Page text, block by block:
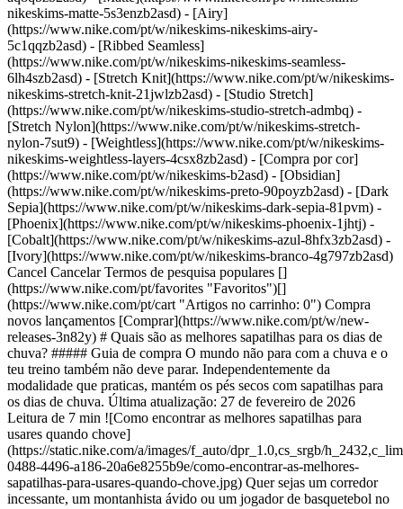
nikeskims-matte-5s3enzb2asd) - [Airy]
(https://www.nike.com/pt/w/nikeskims-nikeskims-airy-
5c1qqzb2asd) - [Ribbed Seamless]
(https://www.nike.com/pt/w/nikeskims-nikeskims-seamless-
6lh4szb2asd) - [Stretch Knit](https://www.nike.com/pt/w/nikeskims-
nikeskims-stretch-knit-21jwlzb2asd) - [Studio Stretch]
(https://www.nike.com/pt/w/nikeskims-studio-stretch-admbq) -
[Stretch Nylon](https://www.nike.com/pt/w/nikeskims-stretch-
nylon-7sut9) - [Weightless](https://www.nike.com/pt/w/nikeskims-
nikeskims-weightless-layers-4csx8zb2asd) - [Compra por cor]
(https://www.nike.com/pt/w/nikeskims-b2asd) - [Obsidian]
(https://www.nike.com/pt/w/nikeskims-preto-90poyzb2asd) - [Dark
Sepia](https://www.nike.com/pt/w/nikeskims-dark-sepia-81pvm) -
[Phoenix](https://www.nike.com/pt/w/nikeskims-phoenix-1jhtj) -
[Cobalt](https://www.nike.com/pt/w/nikeskims-azul-8hfx3zb2asd) -
[Ivory](https://www.nike.com/pt/w/nikeskims-branco-4g797zb2asd)
Cancel Cancelar Termos de pesquisa populares []
(https://www.nike.com/pt/favorites "Favoritos")[]
(https://www.nike.com/pt/cart "Artigos no carrinho: 0") Compra
novos lançamentos [Comprar](https://www.nike.com/pt/w/new-
releases-3n82y) # Quais são as melhores sapatilhas para os dias de
chuva? ##### Guia de compra O mundo não para com a chuva e o
teu treino também não deve parar. Independentemente da
modalidade que praticas, mantém os pés secos com sapatilhas para
os dias de chuva. Última atualização: 27 de fevereiro de 2026
Leitura de 7 min ![Como encontrar as melhores sapatilhas para
usares quando chove]
(https://static.nike.com/a/images/f_auto/dpr_1.0,cs_srgb/
0488-4496-a186-20a6e8255b9e/como-encontrar-as-melhores-
sapatilhas-para-usares-quando-chove.jpg) Quer sejas um corredor
incessante, um montanhista ávido ou um jogador de basquetebol no